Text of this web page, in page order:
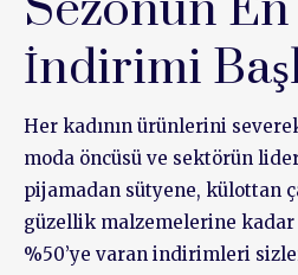
İndirimi
Her kadının ürünlerini
moda öncüsü ve sektörün
pijamadan sütyene, külottan
güzellik malzemelerine
%50’ye varan indirimleri